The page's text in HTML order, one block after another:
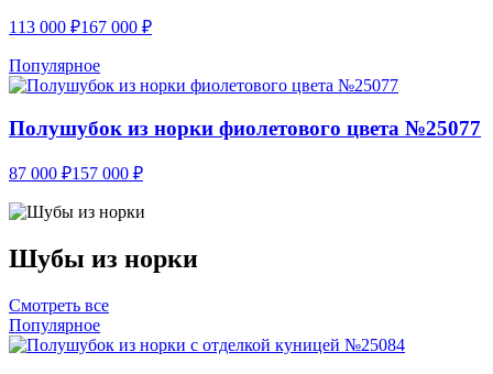
113 000 ₽167 000 ₽
Популярное
Полушубок из норки фиолетового цвета №25077
87 000 ₽157 000 ₽
Шубы из норки
Смотреть все
Популярное